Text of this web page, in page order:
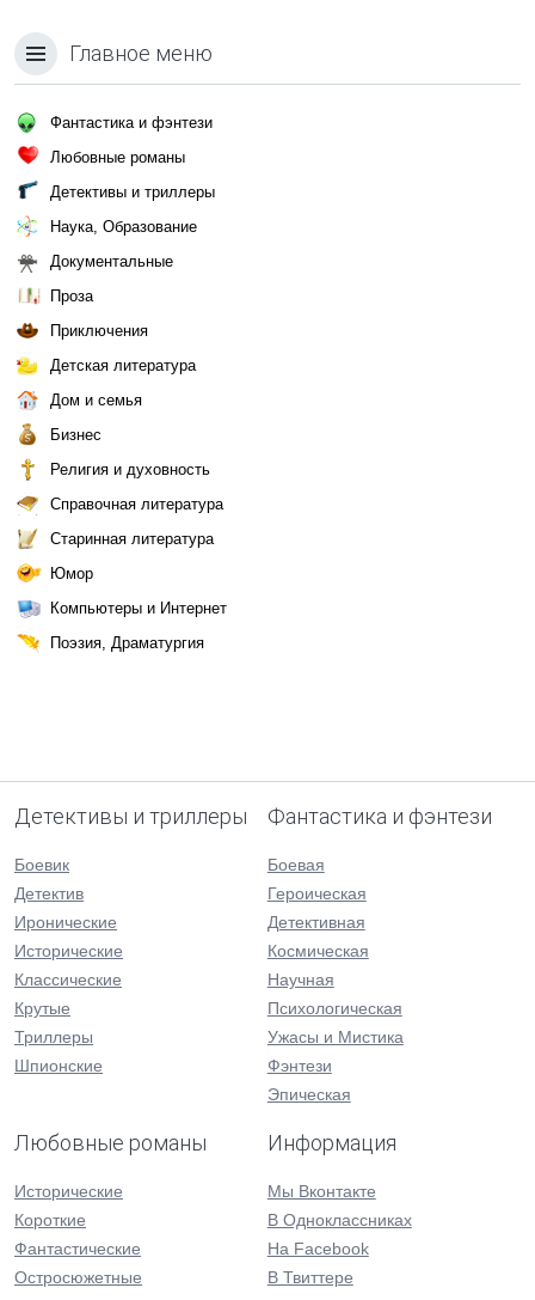
Главное меню
Фантастика и фэнтези
Любовные романы
Детективы и триллеры
Наука, Образование
Документальные
Проза
Приключения
Детская литература
Дом и семья
Бизнес
Религия и духовность
Справочная литература
Старинная литература
Юмор
Компьютеры и Интернет
Поэзия, Драматургия
Детективы и триллеры
Боевик
Детектив
Иронические
Исторические
Классические
Крутые
Триллеры
Шпионские
Фантастика и фэнтези
Боевая
Героическая
Детективная
Космическая
Научная
Психологическая
Ужасы и Мистика
Фэнтези
Эпическая
Любовные романы
Исторические
Короткие
Фантастические
Остросюжетные
Информация
Мы Вконтакте
В Одноклассниках
На Facebook
В Твиттере